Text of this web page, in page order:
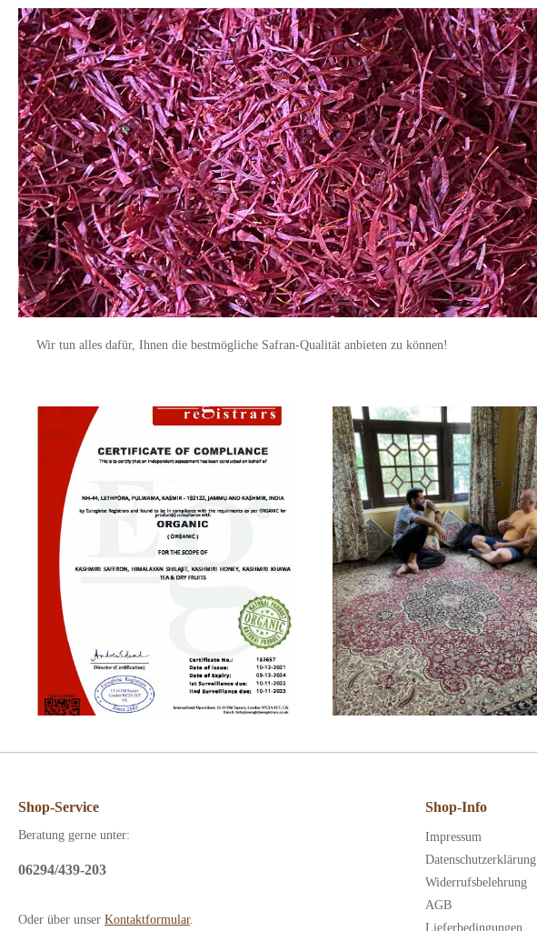
Wir tun alles dafür, Ihnen die bestmögliche Safran-Qualität anbieten zu können!
Shop-Service
Beratung gerne unter:
06294/439-203
Oder über unser Kontaktformular.
Shop-Info
Impressum
Datenschutzerklärung
Widerrufsbelehrung
AGB
Lieferbedingungen